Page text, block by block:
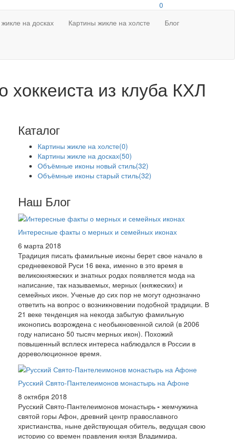
0
на досках Картины жикле на холсте Блог
хоккеиста из клуба КХЛ
Каталог
Картины жикле на холсте(0)
Картины жикле на досках(50)
Объёмные иконы новый стиль(32)
Объёмные иконы старый стиль(32)
Наш Блог
Интересные факты о мерных и семейных иконах
6 марта 2018
Традиция писать фамильные иконы берет свое начало в
средневековой Руси 16 века, именно в это время в
великокняжеских и знатных родах появляется мода на
написание, так называемых, мерных (княжеских) и
семейных икон. Ученые до сих пор не могут однозначно
ответить на вопрос о возникновении подобной традиции. В
21 веке тенденция на некогда забытую фамильную
иконопись возрождена с необыкновенной силой (в 2006
году написано 50 тысяч мерных икон). Похожий
повышенный всплеск интереса наблюдался в России в
дореволюционное время.
Русский Свято-Пантелеимонов монастырь на Афоне
8 октября 2018
Русский Свято-Пантелеимонов монастырь -жемчужина
святой горы Афон, древний центр православного
христианства, ныне действующая обитель, ведущая свою
историю со времен правления князя Владимира.